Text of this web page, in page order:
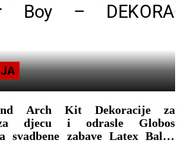
Arch Kit Dekoracije za
za djecu i odrasle Globos
svadbene zabave Latex Balon